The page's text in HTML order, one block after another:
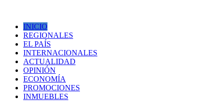
INICIO
REGIONALES
EL PAÍS
INTERNACIONALES
ACTUALIDAD
OPINIÓN
ECONOMÍA
PROMOCIONES
INMUEBLES